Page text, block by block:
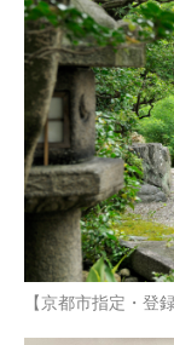
【京都市指定・登